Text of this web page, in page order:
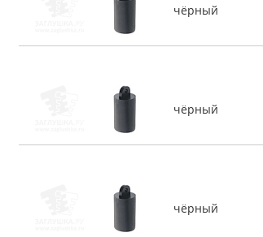
чёрный
чёрный
чёрный